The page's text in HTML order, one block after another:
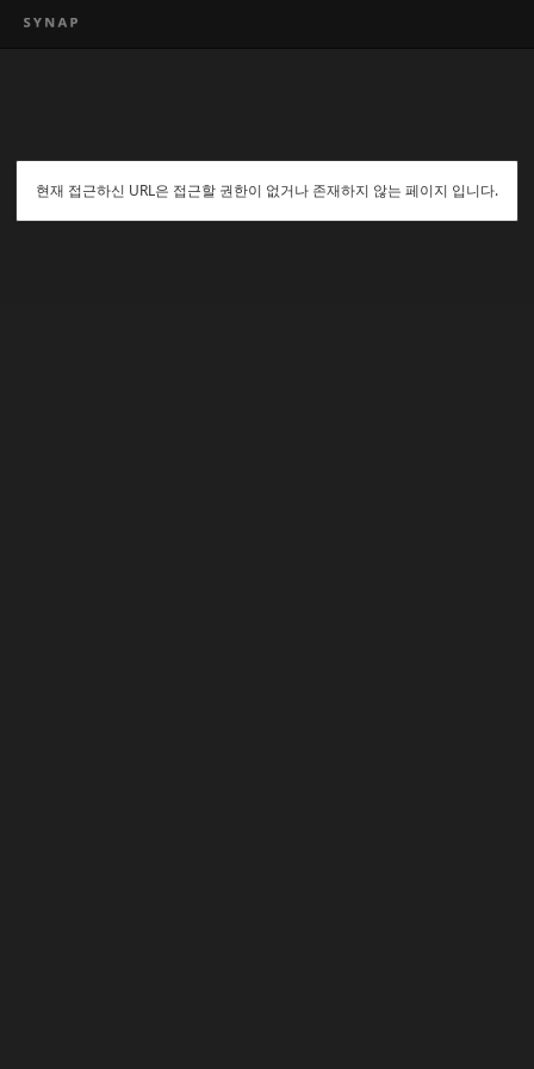
현재 접근하신 URL은 접근할 권한이 없거나 존재하지 않는 페이지 입니다.